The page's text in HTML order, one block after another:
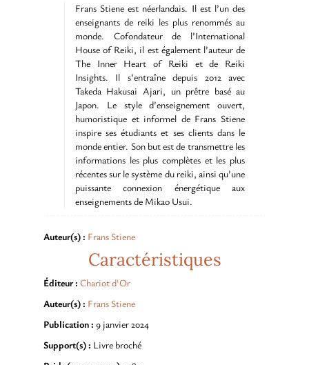
Frans Stiene est néerlandais. Il est l’un des
enseignants de reiki les plus renommés au
monde. Cofondateur de l’International
House of Reiki, il est également l’auteur de
The Inner Heart of Reiki et de Reiki
Insights. Il s’entraîne depuis 2012 avec
Takeda Hakusai Ajari, un prêtre basé au
Japon. Le style d’enseignement ouvert,
humoristique et informel de Frans Stiene
inspire ses étudiants et ses clients dans le
monde entier. Son but est de transmettre les
informations les plus complètes et les plus
récentes sur le système du reiki, ainsi qu’une
puissante connexion énergétique aux
enseignements de Mikao Usui.
Auteur(s) : Frans Stiene
Caractéristiques
Éditeur : Chariot d'Or
Auteur(s) : Frans Stiene
Publication : 9 janvier 2024
Support(s) : Livre broché